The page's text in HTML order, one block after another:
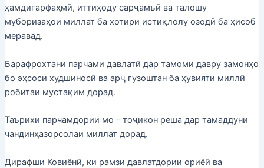
ҳамдигарфаҳмӣ, иттиҳоду сарҷамъӣ ва талошу
муборизаҳои миллат ба хотири истиқлолу озодӣ ба ҳисоб
меравад.
Барафрохтани парчами давлатӣ дар тамоми давру замонҳо
бо эҳсоси худшиносӣ ва арҷ гузоштан ба ҳувияти миллӣ
робитаи мустақим дорад.
Таърихи парчамдории мо – тоҷикон реша дар тамаддуни
чандинҳазорсолаи миллат дорад.
Дирафши Ковиёнӣ, ки рамзи давлатдории ориёӣ ва